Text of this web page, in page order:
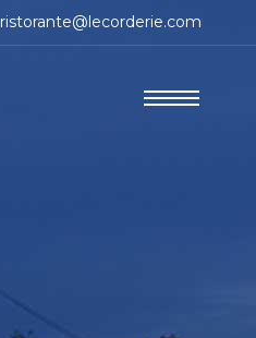
ristorante@lecorderie.com